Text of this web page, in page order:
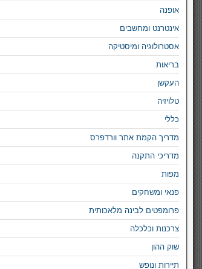
אופנה
אינטרנט ומחשבים
אסטרולוגיה ומיסטיקה
בריאות
העקשן
טלויזיה
כללי
מדריך הקמת אתר וורדפרס
מדריכי התקנה
מפות
פנאי ומשחקים
פרומפטים לבינה מלאכותית
צרכנות וכלכלה
שוק ההון
תיירות ונופש